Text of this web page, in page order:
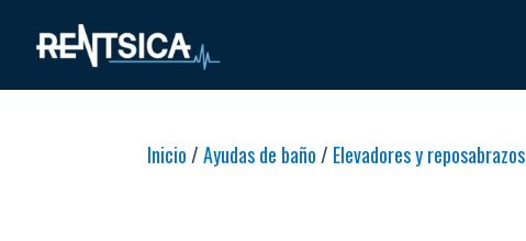
Inicio /Ayudas de baño / Elevadores y reposabrazos